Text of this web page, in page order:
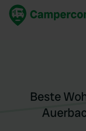
Beste